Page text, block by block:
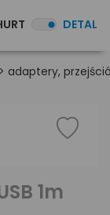
DETAL
> adaptery,
1m